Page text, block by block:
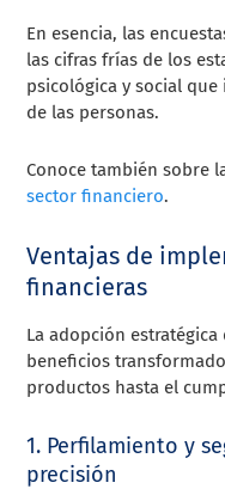
En esencia, las
las cifras frías de los
psicológica y social
de las personas.
Conoce también sobre
sector financiero.
Ventajas de
financieras
La adopción
beneficios
productos hasta el
1. Perfilamiento y
precisión